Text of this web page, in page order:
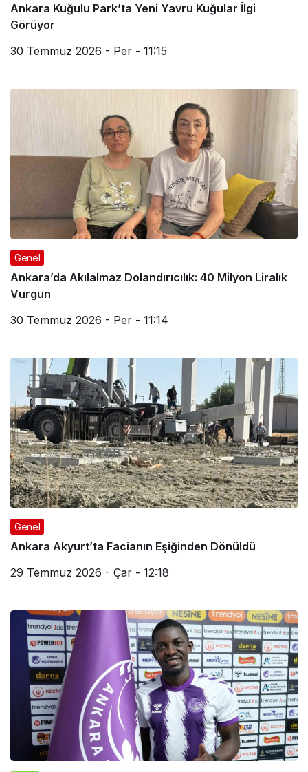
Ankara Kuğulu Park’ta Yeni Yavru Kuğular İlgi
Görüyor
30 Temmuz 2026 - Per - 11:15
Genel
Ankara’da Akılalmaz Dolandırıcılık: 40 Milyon Liralık
Vurgun
30 Temmuz 2026 - Per - 11:14
Genel
Ankara Akyurt’ta Facianın Eşiğinden Dönüldü
29 Temmuz 2026 - Çar - 12:18